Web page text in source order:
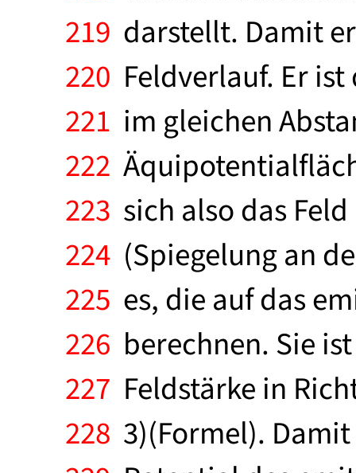
219 darstellt. Damit
220 Feldverlauf. Er
221 im gleichen
222
223 sich also das
224 (Spiegelung an
225 es, die auf das
226 berechnen. Sie
227 Feldstärke in
228 3)(Formel).